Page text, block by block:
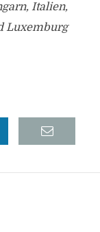
Italien,
Luxemburg